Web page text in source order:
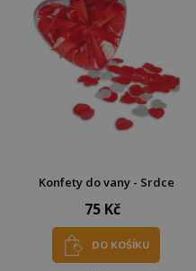
Konfety do vany - Srdce
75 Kč
DO KOŠÍKU